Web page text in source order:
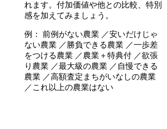
れます。付加価値や他との比較、特別
感を加えてみましょう。
例： 前例がない農業 ／安いだけじゃ
ない農業 ／勝負できる農業 ／一歩差
をつける農業 ／農業＋特典付 ／欲張
り農業 ／最大級の農業 ／自慢できる
農業 ／高額査定まちがいなしの農業
／これ以上の農業はない